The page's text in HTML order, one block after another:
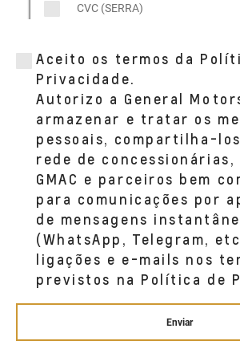
CVC (SERRA)
BAIRRO: TAQUARA I SERRA, ES
(27) 3298-9000
CVC (GUARAPARI)
AVENIDA GOVERNADOR JONES
SANTOS NEVES, 1.555 - SALA 01
BAIRRO: MUQUICABA
29215--002
(27) 9882-4053
CVC (CACHOEIRO)
AVENIDA RAUL NASSAR, 202 -
BAIRRO: WALDIR FURTADO
CACHOEIRO DE ITAPEMIRIM,
(28) 3526-2666
Aceito os termos da
Privacidade.
Autorizo a General
armazenar e tratar os
pessoais, compartilha-
rede de concessionárias,
GMAC e parceiros bem
para comunicações por
de mensagens
(WhatsApp, Telegram,
ligações e e-mails nos
previstos na Política de
Enviar